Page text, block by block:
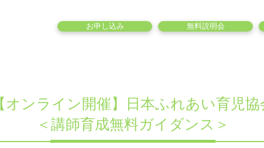
お申し込み 無料説明会
【オンライン開催】日本ふれあい育児協
＜講師育成無料ガイダンス＞